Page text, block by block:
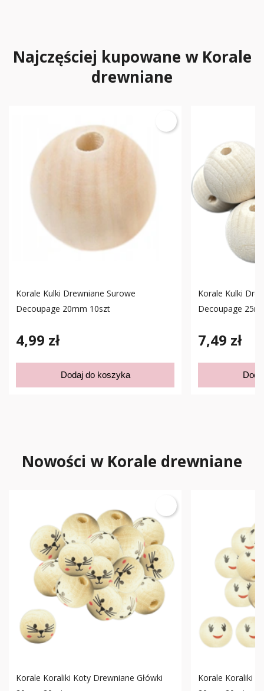
Najczęściej kupowane w Korale
drewniane
Korale Kulki Drewniane Surowe
Decoupage 20mm 10szt
4,99 zł
Dodaj do koszyka
Korale Kulki
Decoupage
7,49 zł
Nowości w Korale drewniane
Korale Koraliki Koty Drewniane Główki
Korale Koraliki